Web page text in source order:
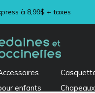
enfants
Chapeaux
LIQUIDATION !